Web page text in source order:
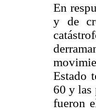
En
y de
Estado
60 y las
fueron